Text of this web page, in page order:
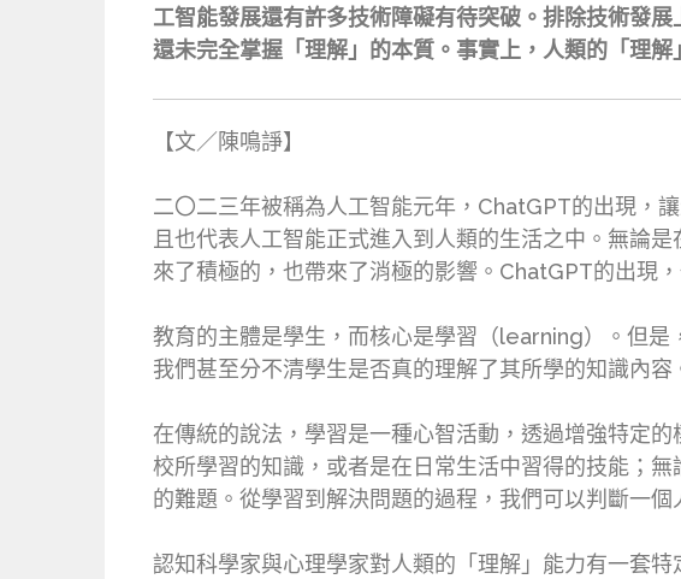
工智能發展還有許多技術障礙有待突破。排除技術發
還未完全掌握「理解」的本質。事實上，人類的「理
【文／陳鳴諍】
二〇二三年被稱為人工智能元年，ChatGPT的出現
且也代表人工智能正式進入到人類的生活之中。無論
來了積極的，也帶來了消極的影響。ChatGPT的出現
教育的主體是學生，而核心是學習（learning）。但是
我們甚至分不清學生是否真的理解了其所學的知識內容
在傳統的說法，學習是一種心智活動，透過增強特定
校所學習的知識，或者是在日常生活中習得的技能；
的難題。從學習到解決問題的過程，我們可以判斷一
認知科學家與心理學家對人類的「理解」能力有一套